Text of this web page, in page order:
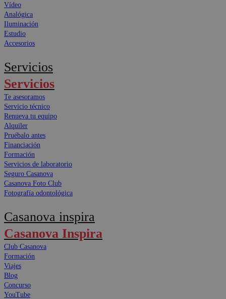
Vídeo
Analógica
Iluminación
Estudio
Accesorios
Servicios
Servicios
Te asesoramos
Servicio técnico
Renueva tu equipo
Alquiler
Pruébalo antes
Financiación
Formación
Servicios de laboratorio
Seguro Casanova
Casanova Foto Club
Fotografía odontológica
Casanova inspira
Casanova Inspira
Club Casanova
Formación
Viajes
Blog
Concurso
YouTube